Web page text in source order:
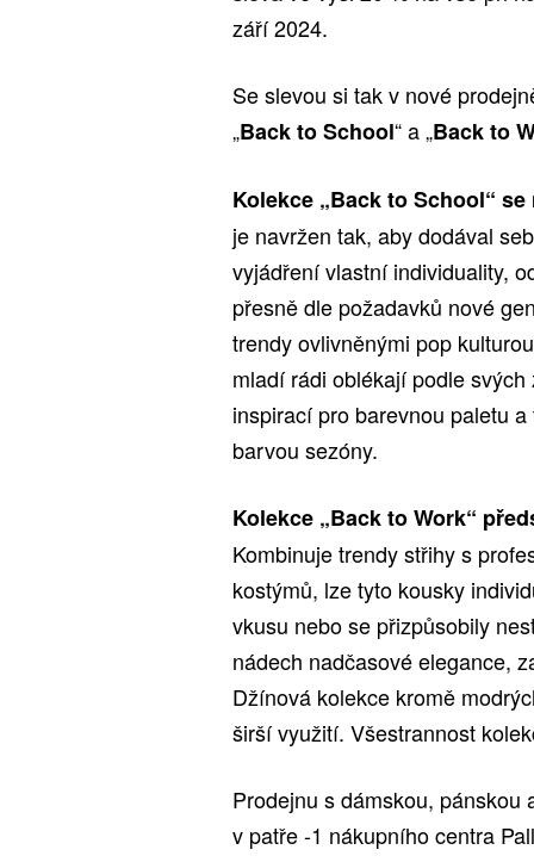
září 2024.
Se slevou si tak v nové
„Back to School“ a „Back to
Kolekce „Back to School“
je navržen tak, aby dodával
vyjádření vlastní individuality,
přesně dle požadavků nové
trendy ovlivněnými pop
mladí rádi oblékají podle
inspirací pro barevnou paletu
barvou sezóny.
Kolekce „Back to Work“
Kombinuje trendy střihy s
kostýmů, lze tyto kousky
vkusu nebo se přizpůsobily
nádech nadčasové elegance,
Džínová kolekce kromě
širší využití. Všestrannost
Prodejnu s dámskou,
v patře -1 nákupního centra